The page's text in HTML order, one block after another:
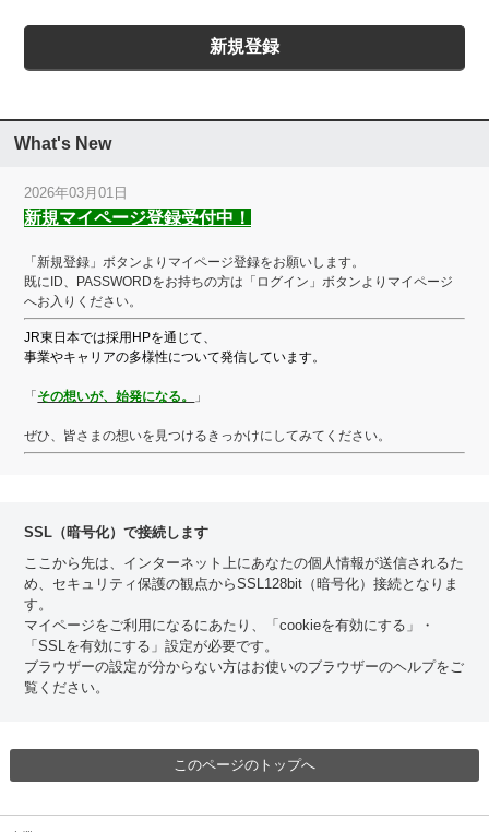
What's New
2026年03月01日
新規マイページ登録受付中！
「新規登録」ボタンよりマイページ登録をお願いします。
既にID、PASSWORDをお持ちの方は「ログイン」ボタンよりマイページ
へお入りください。
JR東日本では採用HPを通じて、
事業やキャリアの多様性について発信しています。
「その想いが、始発になる。 」
ぜひ、皆さまの想いを見つけるきっかけにしてみてください。
SSL（暗号化）で接続します
ここから先は、インターネット上にあなたの個人情報が送信されるた
め、セキュリティ保護の観点からSSL128bit（暗号化）接続となりま
す。
マイページをご利用になるにあたり、「cookieを有効にする」・
「SSLを有効にする」設定が必要です。
ブラウザーの設定が分からない方はお使いのブラウザーのヘルプをご
覧ください。
このページのトップへ